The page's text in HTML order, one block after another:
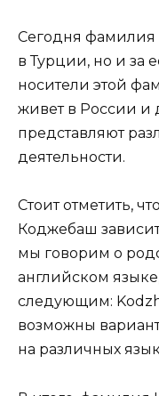
Сегодня фамилия
в Турции, но и за
носители этой
живет в России и
представляют
деятельности.
Стоит отметить,
Коджебаш
мы говорим о
английском
следующим:
возможны
на различных